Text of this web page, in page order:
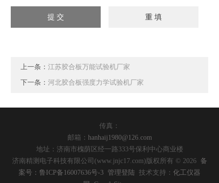
上一条：江苏胶合板万能试验机厂家
下一条：河北胶合板强度力学试验机厂家
传真：
邮箱： hanhaij1980@126.com
地址：济南市槐荫区经一路333号保利中心商业楼
济南精测电子科技有限公司(www.jnjc17.com)版权所有 © 2026 备
案号：鲁ICP备16007636号-3 管理登陆 技术支持： 化工仪器